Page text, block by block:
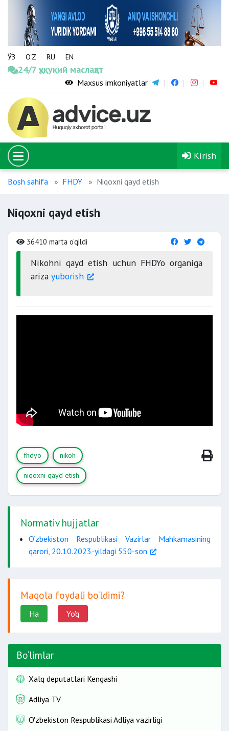
ЎЗ O‘Z RU EN
24/7 ҳуқуқий маслаҳат
Maxsus imkoniyatlar
Kirish
Bosh sahifa FHDY Niqoxni qayd etish
Niqoxni qayd etish
36410 marta o'qildi
Nikohni qayd etish uchun FHDYo organiga
ariza yuborish
fhdyo nikoh
niqoxni qayd etish
Normativ hujjatlar
O‘zbekiston Respublikasi Vazirlar Mahkamasining
qarori, 20.10.2023-yildagi 550-son
Maqola foydali bo‘ldimi?
Ha Yo'q
Bo‘limlar
Xalq deputatlari Kengashi
Adliya TV
O'zbekiston Respublikasi Adliya vazirligi